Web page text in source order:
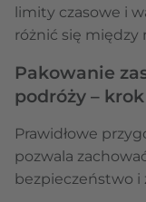
limity czasowe i
różnić się między
Pakowanie
podróży –
Prawidłowe
pozwala
bezpieczeństwo i